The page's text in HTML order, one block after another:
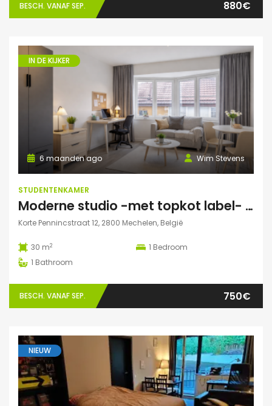
BESCH. VANAF SEP. 880€
IN DE KIJKER
Wim Stevens
6 maanden ago
STUDENTENKAMER
Moderne studio -met topkot label- te huur gelegen in hartje Mechelen
Korte Pennincstraat 12, 2800 Mechelen, België
30 m2 1 Bedroom
1 Bathroom
BESCH. VANAF SEP. 750€
NIEUW